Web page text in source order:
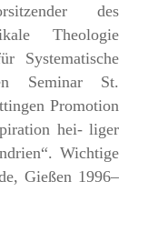
des
Theologie
Systematische
Seminar St.
Promotion
hei- liger
Wichtige
Gießen 1996–